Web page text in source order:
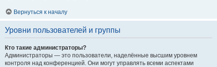
Вернуться к началу
Уровни пользователей и группы
Кто такие администраторы?
Администраторы — это пользователи, наделённые высшим уровнем
контроля над конференцией. Они могут управлять всеми аспектами